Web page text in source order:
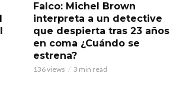
Falco: Michel Brown
interpreta a un detective
que despierta tras 23 años
en coma ¿Cuándo se
estrena?
136 views 3 min read